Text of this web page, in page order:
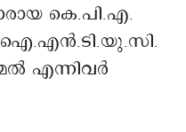
കെ.പി.എ.
ഐ.എൻ.ടി.യു.സി.
എന്നിവർ